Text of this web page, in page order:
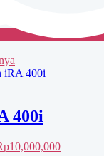
400i
10,000,000Harga